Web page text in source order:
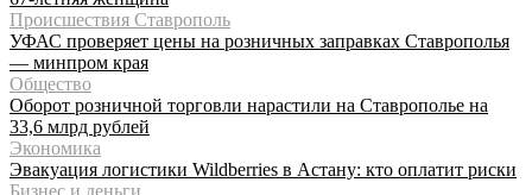
Происшествия Ставрополь
УФАС проверяет цены на розничных заправках Ставрополья
— минпром края
Общество
Оборот розничной торговли нарастили на Ставрополье на
33,6 млрд рублей
Экономика
Эвакуация логистики Wildberries в Астану: кто оплатит риски
Бизнес и деньги